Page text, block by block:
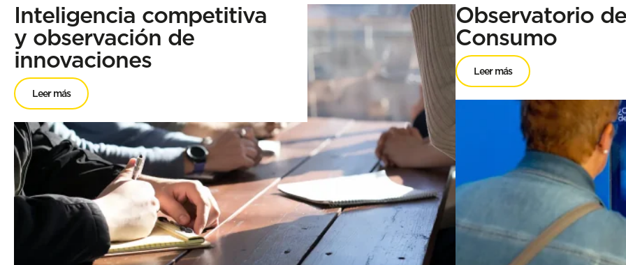
Inteligencia competitiva
y observación de
innovaciones
Leer más
Observatorio de
Consumo
Leer más